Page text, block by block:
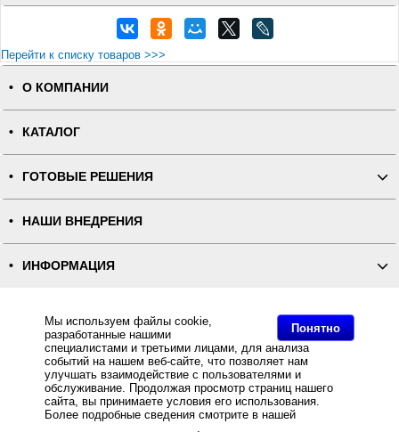
Понятно
Мы используем файлы cookie,
разработанные нашими
специалистами и третьими лицами, для анализа
событий на нашем веб-сайте, что позволяет нам
улучшать взаимодействие с пользователями и
обслуживание. Продолжая просмотр страниц нашего
сайта, вы принимаете условия его использования.
Более подробные сведения смотрите в нашей
.
Перейти к списку товаров >>>
О КОМПАНИИ
КАТАЛОГ
ГОТОВЫЕ РЕШЕНИЯ
НАШИ ВНЕДРЕНИЯ
ИНФОРМАЦИЯ
ПОЛНАЯ ВЕРСИЯ
Интернет-магазин "ПОСЛЭНД" - торгового оборудования, оборудования для автоматизации общепита и
торговли, расходных материалов
Все права защищены, ООО "ПОСЛЭНД" © 2008-2026.
Политика конфиденциальности
Основное: Кнопка вызова (накладной монтаж) BY 967 за разумную цену и с быстрой доставкой Вы